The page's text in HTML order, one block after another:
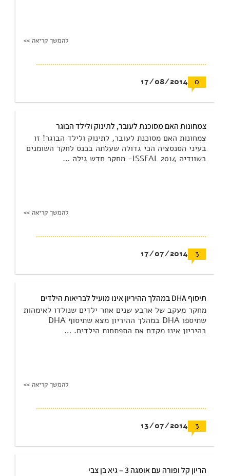
להמשך קריאה >>
0
17/08/2014
צמחונות האם מסוכנת לעובר, לתינוק ולילד הבוגר
צמחונות האם מסוכנת לעובר, לתינוק ולילד הבוגר! זו
בעיני הסנסציה הכי גדולה שעלתה בכנס לחקר השומנים
בשוודיה ISSFAL 2014- מחקר חדש גילה …
להמשך קריאה >>
3
17/07/2014
תיסוף DHA במהלך ההיריון אינו מועיל לבריאות הילדים
מחקר מעקב של ארבע שנים אחר ילדים שנולדו לאימהות
שתיספו DHA במהלך ההיריון מצא שתיסוף DHA
בהיריון אינו מקדם את התפתחות הילדים. …
להמשך קריאה >>
3
13/07/2014
הריון קל ופורה עם אומגה 3 – גיא בן צבי